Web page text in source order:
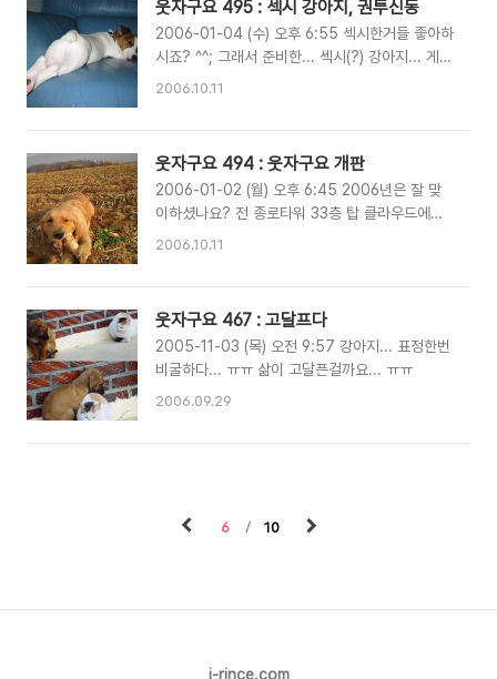
쓰면 소설이 되고, 짧게 쓰면 ..
손을 거쳐 수술을 받았습니다.... 아.. 이제 눈동자
의 색이 정상으로 돌아왔군요.... 그리고 최근.... 2
차 성형수술을 마쳐... 완벽 정상인의 모습을 갖췄
습니다. 눈썹도 정리했구요.... 저녁들은 드셨나
웃자구요 495 : 섹시 강아지, 권투신동
2006-01-04 (수) 오후 6:55 섹시한거들 좋아하
시죠? ^^; 그래서 준비한... 섹시(?) 강아지... 게슴
츠레 눈동자까지도... 지대 섹시!~ 오른손은 턱을
2006.10.11
웃자구요 494 : 웃자구요 개판
2006-01-02 (월) 오후 6:45 2006년은 잘 맞
이하셨나요? 전 종로타워 33층 탑 클라우드에서
여친과 함께 새해를 맞이 했답니다. 므훗~ 눈 높
거리는 모습만 보고 왔습니다. 국도의 차량 시속이
10km 미만으로 떨어져...올라올때 고생을 하긴 했
지만 Happy한 연말이었지요 ^^ 2006년이 개의
해다보니... 올 1월은... 웃자구요를 개판으로 만들
2006.10.11
웃자구요 467 : 고달프다
2005-11-03 (목) 오전 9:57 강아지... 표정한번
비굴하다... ㅠㅠ 삶이 고달픈걸까요... ㅠㅠ
2006.09.29
6 10
i-rince.com